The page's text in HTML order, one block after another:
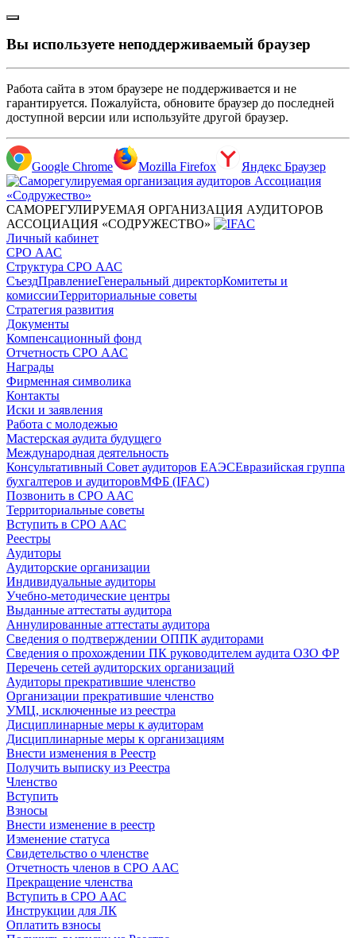
Вы используете неподдерживаемый браузер
Работа сайта в этом браузере не поддерживается и не
гарантируется. Пожалуйста, обновите браузер до последней
доступной версии или используйте другой браузер.
Google Chrome Mozilla Firefox Яндекс Браузер
САМОРЕГУЛИРУЕМАЯ ОРГАНИЗАЦИЯ АУДИТОРОВ
АССОЦИАЦИЯ «СОДРУЖЕСТВО»
Личный кабинет
СРО ААС
Структура СРО ААС
СъездПравлениеГенеральный директорКомитеты и
комиссииТерриториальные советы
Стратегия развития
Документы
Компенсационный фонд
Отчетность СРО ААС
Награды
Фирменная символика
Контакты
Иски и заявления
Работа с молодежью
Мастерская аудита будущего
Международная деятельность
Консультативный Совет аудиторов ЕАЭСЕвразийская группа
бухгалтеров и аудиторовМФБ (IFAC)
Позвонить в СРО ААС
Территориальные советы
Вступить в СРО ААС
Реестры
Аудиторы
Аудиторские организации
Индивидуальные аудиторы
Учебно-методические центры
Выданные аттестаты аудитора
Аннулированные аттестаты аудитора
Сведения о подтверждении ОППК аудиторами
Сведения о прохождении ПК руководителем аудита ОЗО ФР
Перечень сетей аудиторских организаций
Аудиторы прекратившие членство
Организации прекратившие членство
УМЦ, исключенные из реестра
Дисциплинарные меры к аудиторам
Дисциплинарные меры к организациям
Внести изменения в Реестр
Получить выписку из Реестра
Членство
Вступить
Взносы
Внести изменение в реестр
Изменение статуса
Свидетельство о членстве
Отчетность членов в СРО ААС
Прекращение членства
Вступить в СРО ААС
Инструкции для ЛК
Оплатить взносы